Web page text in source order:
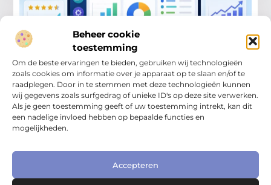
Beheer cookie
toestemming
Om de beste ervaringen te bieden, gebruiken wij technologieën
zoals cookies om informatie over je apparaat op te slaan en/of te
raadplegen. Door in te stemmen met deze technologieën kunnen
wij gegevens zoals surfgedrag of unieke ID's op deze site verwerken.
Als je geen toestemming geeft of uw toestemming intrekt, kan dit
een nadelige invloed hebben op bepaalde functies en
mogelijkheden.
Accepteren
Online Zichtbaarheid Bedrijf
Online vindbaarheid meten: welke cijfers
zijn belangrijk?
Online vindbaarheid meten is nodig als je wilt weten of
je bedrijf echt beter zichtbaar wordt. Veel ondernemers
werken aan hun website, Google Bedrijfsprofiel, reviews